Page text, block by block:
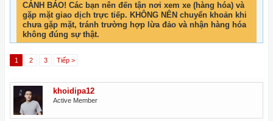
CẢNH BÁO! Các bạn nên đến tận nơi xem xe (hàng hóa) và
gặp mặt giao dịch trực tiếp. KHÔNG NÊN chuyển khoản khi
chưa gặp mặt, tránh trường hợp lừa đảo và nhận hàng hóa
không đúng sự thật.
1 2 3 Tiếp >
khoidipa12
Active Member